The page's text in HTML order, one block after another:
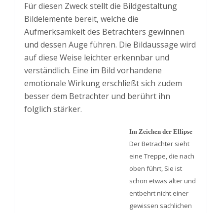
Für diesen Zweck stellt die Bildgestaltung
Bildelemente bereit, welche die
Aufmerksamkeit des Betrachters gewinnen
und dessen Auge führen. Die Bildaussage wird
auf diese Weise leichter erkennbar und
verständlich. Eine im Bild vorhandene
emotionale Wirkung erschließt sich zudem
besser dem Betrachter und berührt ihn
folglich stärker.
Im Zeichen der Ellipse
Der Betrachter sieht
eine Treppe, die nach
oben führt, Sie ist
schon etwas älter und
entbehrt nicht einer
gewissen sachlichen